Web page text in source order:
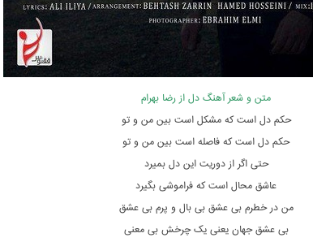
متن و شعر آهنگ دل از رضا بهرام
حکم دل است که مشکل است بین من و تو
حکم دل است که فاصله است بین من و تو
حتی اگر از دوریت این دل بمیرد
عاشق محال است که فراموشی بگیرد
من در خطرم بی عشق بی بال و پرم بی عشق
بی عشق جهان یعنی یک چرخش بی معنی